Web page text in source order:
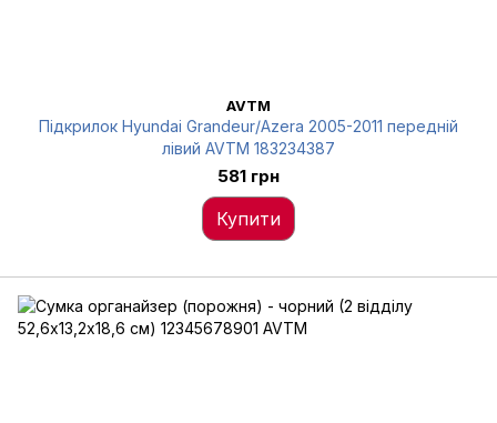
AVTM
Підкрилок Hyundai Grandeur/Azera 2005-2011 передній
лівий AVTM 183234387
581 грн
Купити